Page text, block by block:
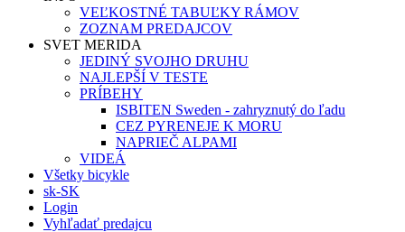
VEĽKOSTNÉ TABUĽKY RÁMOV
ZOZNAM PREDAJCOV
SVET MERIDA
JEDINÝ SVOJHO DRUHU
NAJLEPŠÍ V TESTE
PRÍBEHY
ISBITEN Sweden - zahryznutý do ľadu
CEZ PYRENEJE K MORU
NAPRIEČ ALPAMI
VIDEÁ
Všetky bicykle
sk-SK
Login
Vyhľadať predajcu